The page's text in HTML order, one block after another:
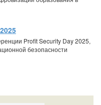
Profit Security Day 2025,
безопасности